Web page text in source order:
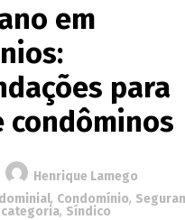
em
para
condôminos
Henrique Lamego
, Condomínio,
categoria, Síndico